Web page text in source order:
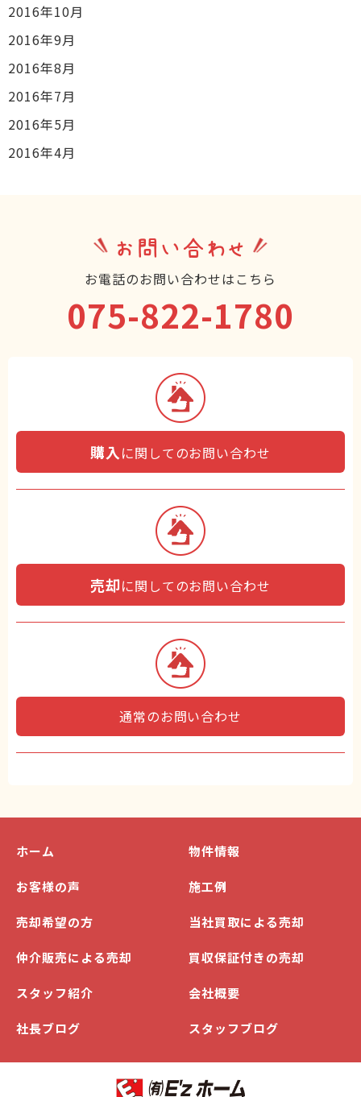
2016年10月
2016年9月
2016年8月
2016年7月
2016年5月
2016年4月
お問い合わせ
お電話のお問い合わせはこちら
075-822-1780
購入 に関してのお問い合わせ
売却に関してのお問い合わせ
通常のお問い合わせ
ホーム 物件情報
お客様の声 施工例
売却希望の方 当社買取による売却
仲介販売による売却 買収保証付きの売却
スタッフ紹介 会社概要
社長ブログ スタッフブログ